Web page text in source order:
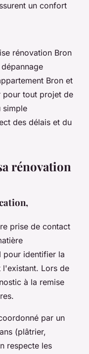
un confort
rénovation Bron
Bron et
pour tout projet de
simple
des délais et du
rénovation
prise de contact
pour identifier la
l'existant. Lors de
à la remise
par un
(plâtrier,
respecte les